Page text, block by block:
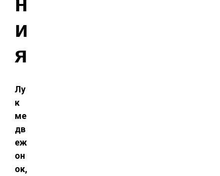
и
я
Лу
к
ме
дв
еж
он
ок,